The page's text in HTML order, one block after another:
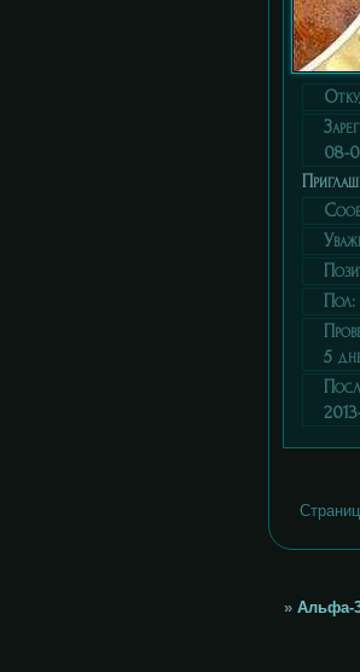
08-
Пол:
5
» Альфа-